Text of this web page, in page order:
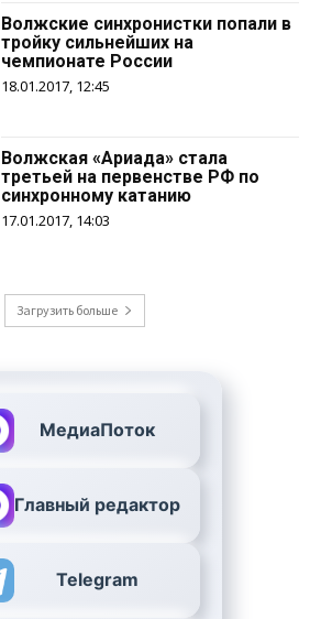
Волжские синхронистки попали в
тройку сильнейших на
чемпионате России
18.01.2017, 12:45
Волжская «Ариада» стала
третьей на первенстве РФ по
синхронному катанию
17.01.2017, 14:03
Загрузить больше
МедиаПоток
Главный редактор
Telegram